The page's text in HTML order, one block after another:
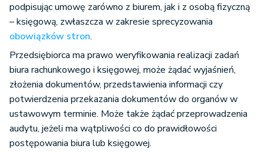
podpisując umowę zarówno z biurem, jak i z osobą fizyczną
– księgową, zwłaszcza w zakresie sprecyzowania
obowiązków stron.
Przedsiębiorca ma prawo weryfikowania realizacji zadań
biura rachunkowego i księgowej, może żądać wyjaśnień,
złożenia dokumentów, przedstawienia informacji czy
potwierdzenia przekazania dokumentów do organów w
ustawowym terminie. Może także żądać przeprowadzenia
audytu, jeżeli ma wątpliwości co do prawidłowości
postępowania biura lub księgowej.